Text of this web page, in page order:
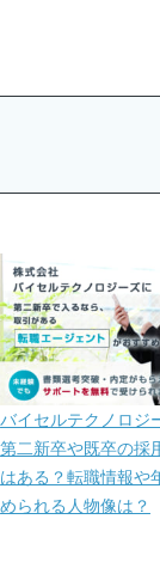
バイセルテクノロジ
第二新卒や既卒の採
はある？転職情報や
められる人物像は？